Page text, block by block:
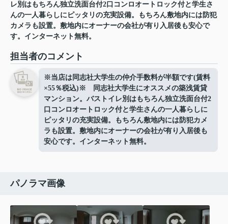
レ別はもちろん独立洗面台付2口コンロオートロック付と学生さ
んの一人暮らしにピッタリの充実設備。もちろん敷地内には防犯
カメラも設置。敷地内にオーナーの会社が有り入居後も安心で
す。インターネット無料。
担当者のコメント
※当店は同志社大学生の仲介手数料が半額です(賃料
×55％税込)※ 同志社大学生にオススメの築浅賃貸
マンション。バストイレ別はもちろん独立洗面台付2
口コンロオートロック付と学生さんの一人暮らしに
ピッタリの充実設備。もちろん敷地内には防犯カメ
ラも設置。敷地内にオーナーの会社が有り入居後も
安心です。インターネット無料。
パノラマ画像